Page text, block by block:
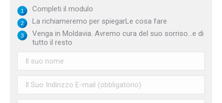
Completi il modulo
La richiameremo per spiegarLe cosa fare
Venga in Moldavia. Avremo cura del suo sorriso...e di
tutto il resto